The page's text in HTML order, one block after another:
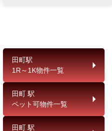
田町駅
1R～1K物件一覧
田町 駅
ペット可物件一覧
田町 駅